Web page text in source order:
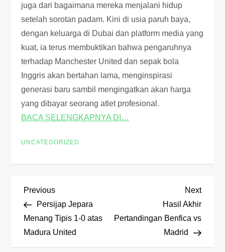
juga dari bagaimana mereka menjalani hidup
setelah sorotan padam. Kini di usia paruh baya,
dengan keluarga di Dubai dan platform media yang
kuat, ia terus membuktikan bahwa pengaruhnya
terhadap Manchester United dan sepak bola
Inggris akan bertahan lama, menginspirasi
generasi baru sambil mengingatkan akan harga
yang dibayar seorang atlet profesional.
BACA SELENGKAPNYA DI…
UNCATEGORIZED
P
o
s
Previous
Post
Previous
Persijap Jepara
Menang Tipis 1-0 atas
Madura United
Next
Post
Next
Hasil Akhir
Pertandingan Benfica vs
Madrid